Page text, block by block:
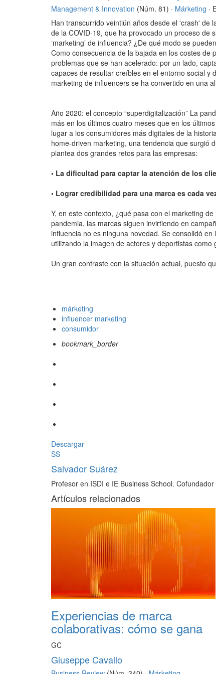
Management & Innovation (Núm. 81) · Márketing ·
Han transcurrido veintiún años desde el 'crash' de
de la COVID-19, que ha provocado un proceso de
‘marketing’ de influencia? ¿De qué modo se
Como consecuencia de la bajada en los costes
problemas que se han acelerado: por un lado,
capaces de resultar creíbles en el entorno social y
marketing de influencers se ha convertido en una
Año 2020: el concepto “superdigitalización” La
más en los últimos cuatro meses que en los
lugar a los consumidores más digitales de la
home-driven marketing, una tendencia que surgió
plantea dos grandes retos para las empresas:
• La dificultad para captar la atención de los
• Lograr credibilidad para una marca es cada
Y, en este contexto, ¿qué pasa con el marketing
pandemia, las marcas siguen invirtiendo en
influencia no es ninguna novedad. Se consolidó
utilizando la imagen de actores y deportistas
Un gran contraste con la situación actual, puesto
márketing
influencer marketing
consumidor
bookmark_border
Descargar
SS
Salvador Suárez
Profesor en ISDI e IE Business School.
Artículos relacionados
Experiencias de marca
colaborativas: cómo se gana
GC
Giuseppe Cavallo